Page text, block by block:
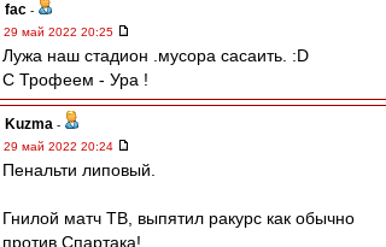
fac -
29 май 2022 20:25
Лужа наш стадион .мусора сасаить. :D
С Трофеем - Ура !
Kuzma -
29 май 2022 20:24
Пенальти липовый.
Гнилой матч ТВ, выпятил ракурс как обычно
против Спартака!